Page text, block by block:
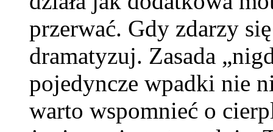
przerwać. Gdy zdarzy
dramatyzuj. Zasada
pojedyncze wpadki nie
warto wspomnieć o